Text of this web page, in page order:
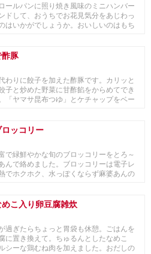
ールパンに照り焼き風味のミニハンバー
ドして、おうちでお花見気分をあじわっ
はいかがでしょうか。おいしいのはもち
豚
わりに餃子を加えた酢豚です。カリッと
子と炒めた野菜に甘酢餡をからめてでき
「ヤマサ昆布つゆ」とケチャップをベー
ッコリー
で緑鮮やかな旬のブロッコリーをとろ～
んで絡めました。ブロッコリーは電子レ
でホクホク、水っぽくならず麻婆あんの
こ入り卵豆腐雑炊
過ぎたらちょっと胃袋も休憩。ごはんを
に置き換えて。ちゅるんとしたなめこ
シーな鶏むね肉を加えました。おだしの